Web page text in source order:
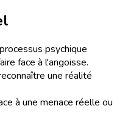
psychique
face à l'angoisse.
une réalité
à une menace réelle ou